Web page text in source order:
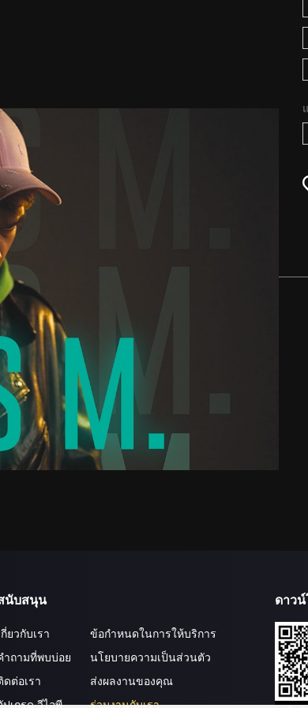
นับสนุน
กี่ยวกับเรา
ำถามที่พบบ่อย
ดต่อเรา
ปเกรด วีไอพี
ข้อกำหนดในการให้บริการ
นโยบายความเป็นส่วนตัว
ส่งผลงานของคุณ
ร่วมงานกับเรา
ดาว